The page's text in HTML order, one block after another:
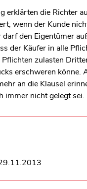
erklärten die Richter
wenn der Kunde
darf den Eigentümer
der Käufer in alle
zulasten
erschweren könne.
an die Klausel
immer nicht gelegt sei.